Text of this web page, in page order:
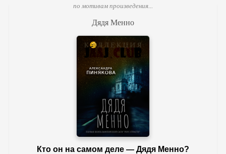
по мотивам произведения...
Дядя Менно
Кто он на самом деле — Дядя Менно?